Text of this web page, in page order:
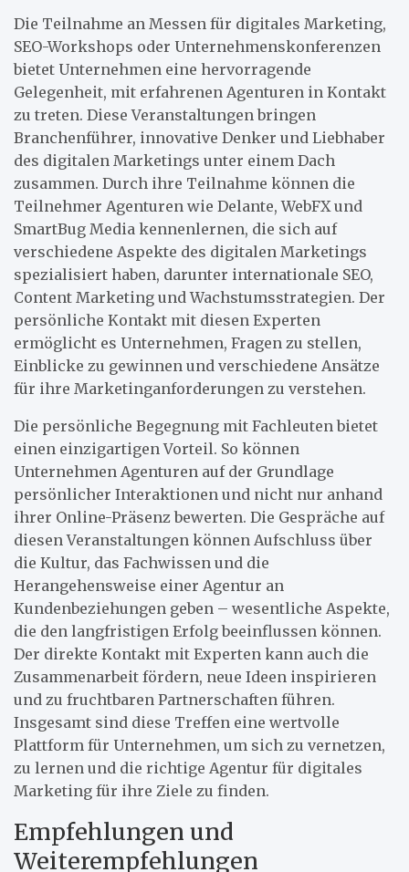
Die Teilnahme an Messen für digitales Marketing,
SEO-Workshops oder Unternehmenskonferenzen
bietet Unternehmen eine hervorragende
Gelegenheit, mit erfahrenen Agenturen in Kontakt
zu treten. Diese Veranstaltungen bringen
Branchenführer, innovative Denker und Liebhaber
des digitalen Marketings unter einem Dach
zusammen. Durch ihre Teilnahme können die
Teilnehmer Agenturen wie Delante, WebFX und
SmartBug Media kennenlernen, die sich auf
verschiedene Aspekte des digitalen Marketings
spezialisiert haben, darunter internationale SEO,
Content Marketing und Wachstumsstrategien. Der
persönliche Kontakt mit diesen Experten
ermöglicht es Unternehmen, Fragen zu stellen,
Einblicke zu gewinnen und verschiedene Ansätze
für ihre Marketinganforderungen zu verstehen.
Die persönliche Begegnung mit Fachleuten bietet
einen einzigartigen Vorteil. So können
Unternehmen Agenturen auf der Grundlage
persönlicher Interaktionen und nicht nur anhand
ihrer Online-Präsenz bewerten. Die Gespräche auf
diesen Veranstaltungen können Aufschluss über
die Kultur, das Fachwissen und die
Herangehensweise einer Agentur an
Kundenbeziehungen geben – wesentliche Aspekte,
die den langfristigen Erfolg beeinflussen können.
Der direkte Kontakt mit Experten kann auch die
Zusammenarbeit fördern, neue Ideen inspirieren
und zu fruchtbaren Partnerschaften führen.
Insgesamt sind diese Treffen eine wertvolle
Plattform für Unternehmen, um sich zu vernetzen,
zu lernen und die richtige Agentur für digitales
Marketing für ihre Ziele zu finden.
Empfehlungen und
Weiterempfehlungen